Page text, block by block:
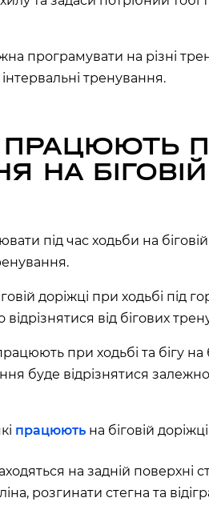
програмувати на різні
тренування.
ПРАЦЮЮТЬ
НА БІГОВІЙ
під час ходьби на
доріжці при ходьбі під
від бігових
при ходьбі та бігу на
буде відрізнятися залежно
працюють на біговій
на задній поверхні
розгинати стегна та